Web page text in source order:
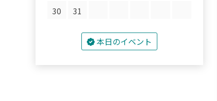
30
31
本日のイベント